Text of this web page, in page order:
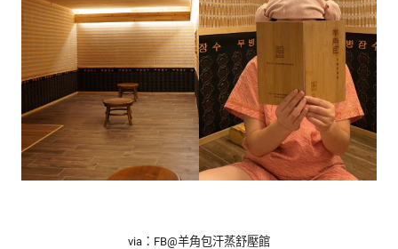
via：FB@羊角包汗蒸舒壓館